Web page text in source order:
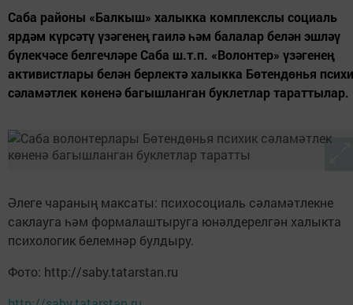
Саба районы «Балкыш» халыкка комплекслы социаль
ярдәм күрсәтү үзәгенең гаилә һәм балалар белән эшләү
бүлекчәсе белгечләре Саба ш.т.п. «Волонтер» үзәгенең
активистлары белән берлектә халыкка Бөтендөнья
сәламәтлек көненә багышланган буклетлар тараттылар.
Әлеге чараның максаты: психосоциаль сәламәтлекне
саклауга һәм формалаштыруга юнәлдерелгән халыкта
психологик белемнәр булдыру.
Фото: http://saby.tatarstan.ru